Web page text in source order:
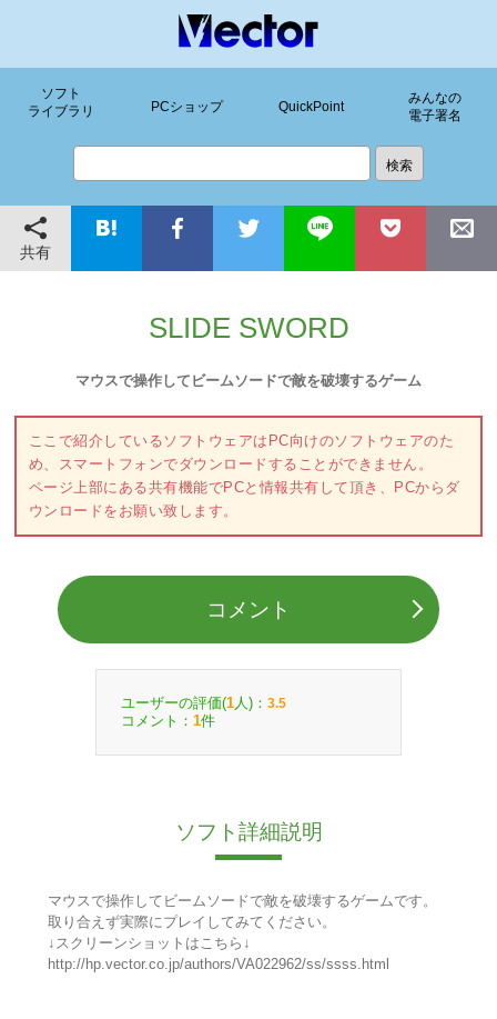
ソフト
ライブラリ
PCショップ QuickPoint
みんなの
電子署名
共有
SLIDE SWORD
マウスで操作してビームソードで敵を破壊するゲーム
ここで紹介しているソフトウェアはPC向けのソフトウェアのた
め、スマートフォンでダウンロードすることができません。
ページ上部にある共有機能でPCと情報共有して頂き、PCからダ
ウンロードをお願い致します。
コメント
ユーザーの評価(1 人)： 3.5
コメント： 1件
ソフト詳細説明
マウスで操作してビームソードで敵を破壊するゲームです。
取り合えず実際にプレイしてみてください。
↓スクリーンショットはこちら↓
http://hp.vector.co.jp/authors/VA022962/ss/ssss.html